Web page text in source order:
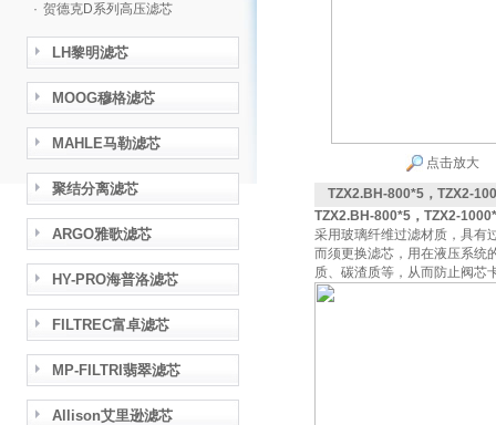
· 贺德克D系列高压滤芯
LH黎明滤芯
MOOG穆格滤芯
MAHLE马勒滤芯
聚结分离滤芯
ARGO雅歌滤芯
HY-PRO海普洛滤芯
FILTREC富卓滤芯
MP-FILTRI翡翠滤芯
Allison艾里逊滤芯
点击放大
TZX2.BH-800*5，TZX2-
TZX2.BH-800*5，TZX2-
采用玻璃纤维过滤材质，具有
而须更换滤芯，用在液压系统
质、碳渣质等，从而防止阀芯